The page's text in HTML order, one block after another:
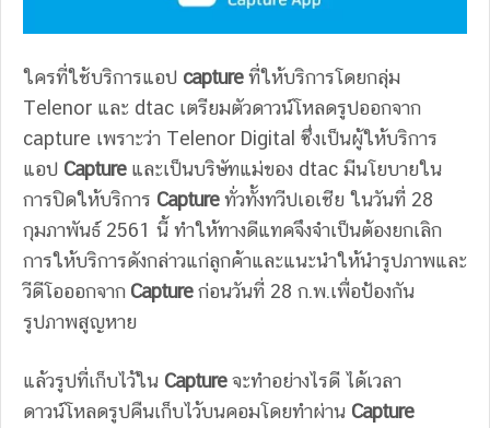
ใครที่ใช้บริการแอป captureที่ให้บริการโดยกลุ่ม
Telenor และ dtac เตรียมตัวดาวน์โหลดรูปออกจาก
capture เพราะว่า Telenor Digital ซึ่งเป็นผู้ให้บริการ
แอป Captureและเป็นบริษัทแม่ของ dtac มีนโยบายใน
การปิดให้บริการ Captureทั่วทั้งทวีปเอเชีย ในวันที่ 28
กุมภาพันธ์ 2561 นี้ ทำให้ทางดีแทคจึงจำเป็นต้องยกเลิก
การให้บริการดังกล่าวแก่ลูกค้าและแนะนำให้นำรูปภาพและ
วีดีโอออกจาก Captureก่อนวันที่ 28 ก.พ.เพื่อป้องกัน
รูปภาพสูญหาย
แล้วรูปที่เก็บไว้ใน Captureจะทำอย่างไรดี ได้เวลา
ดาวน์โหลดรูปคืนเก็บไว้บนคอมโดยทำผ่าน Capture